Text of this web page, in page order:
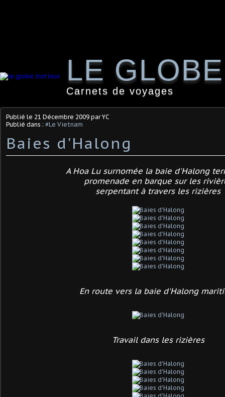
LE
Carnets de voyages
Publié le 21 Décembre 2009 par YC
Publié dans : #Le Vietnam
Baies d'Halong
A Hoa Lu surnomée la baie d'Halong
promenade en barque sur les
serpentant à travers les rizières
En route vers la baie d'Halong
Travail dans les rizières